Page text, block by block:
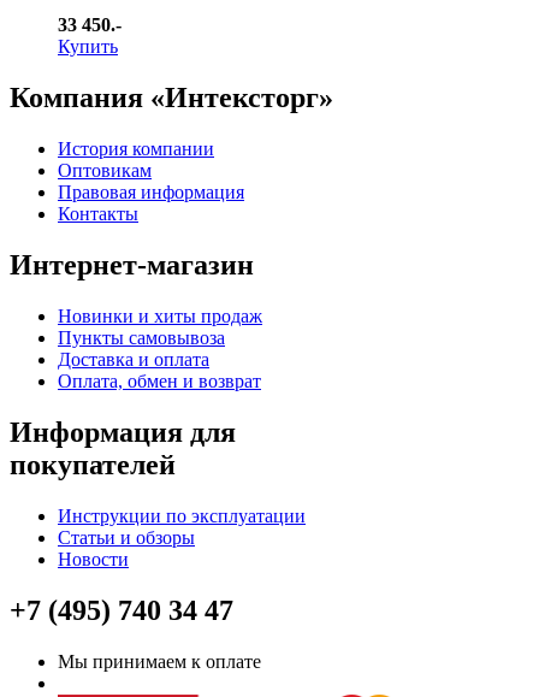
33 450.-
Купить
Компания «Интексторг»
История компании
Оптовикам
Правовая информация
Контакты
Интернет-магазин
Новинки и хиты продаж
Пункты самовывоза
Доставка и оплата
Оплата, обмен и возврат
Информация для
покупателей
Инструкции по эксплуатации
Статьи и обзоры
Новости
+7 (495) 740 34 47
Мы принимаем к оплате